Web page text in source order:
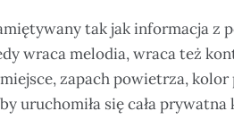
tak jak informacja z
wraca melodia, wraca też
zapach powietrza,
uruchomiła się cała prywatna